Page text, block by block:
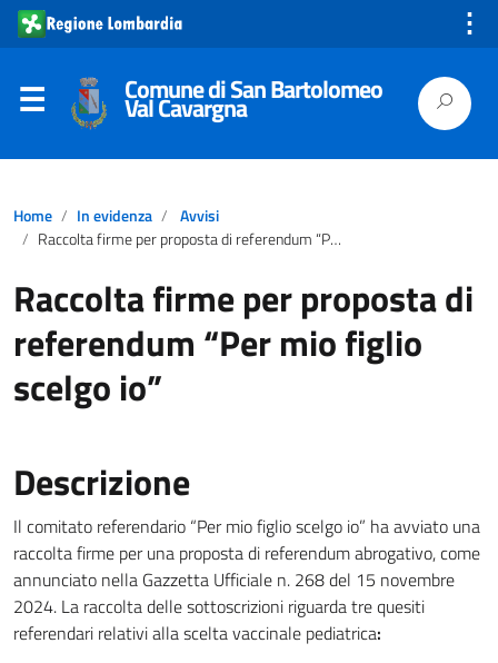
⋮
Comune di San Bartolomeo
Val Cavargna
Home In evidenza
Avvisi
Raccolta firme per proposta di referendum “Per mio figlio scelgo io”
Raccolta firme per proposta di
referendum “Per mio figlio
scelgo io”
Descrizione
Il comitato referendario “Per mio figlio scelgo io” ha avviato una
raccolta firme per una proposta di referendum abrogativo, come
annunciato nella Gazzetta Ufficiale n. 268 del 15 novembre
2024. La raccolta delle sottoscrizioni riguarda tre quesiti
referendari relativi alla scelta vaccinale pediatrica: